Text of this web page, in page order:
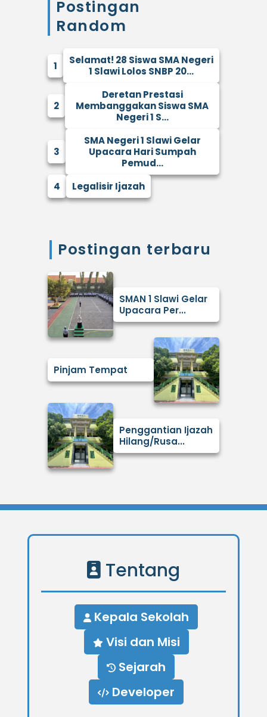
Postingan
Random
1
Selamat! 28 Siswa SMA Negeri
1 Slawi Lolos SNBP 20...
2
Deretan Prestasi
Membanggakan Siswa SMA
Negeri 1 S...
3
SMA Negeri 1 Slawi Gelar
Upacara Hari Sumpah
Pemud...
4
Legalisir Ijazah
Postingan terbaru
SMAN 1 Slawi Gelar
Upacara Per...
Pinjam Tempat
Penggantian Ijazah
Hilang/Rusa...
Tentang
Kepala Sekolah
Visi dan Misi
Sejarah
Developer